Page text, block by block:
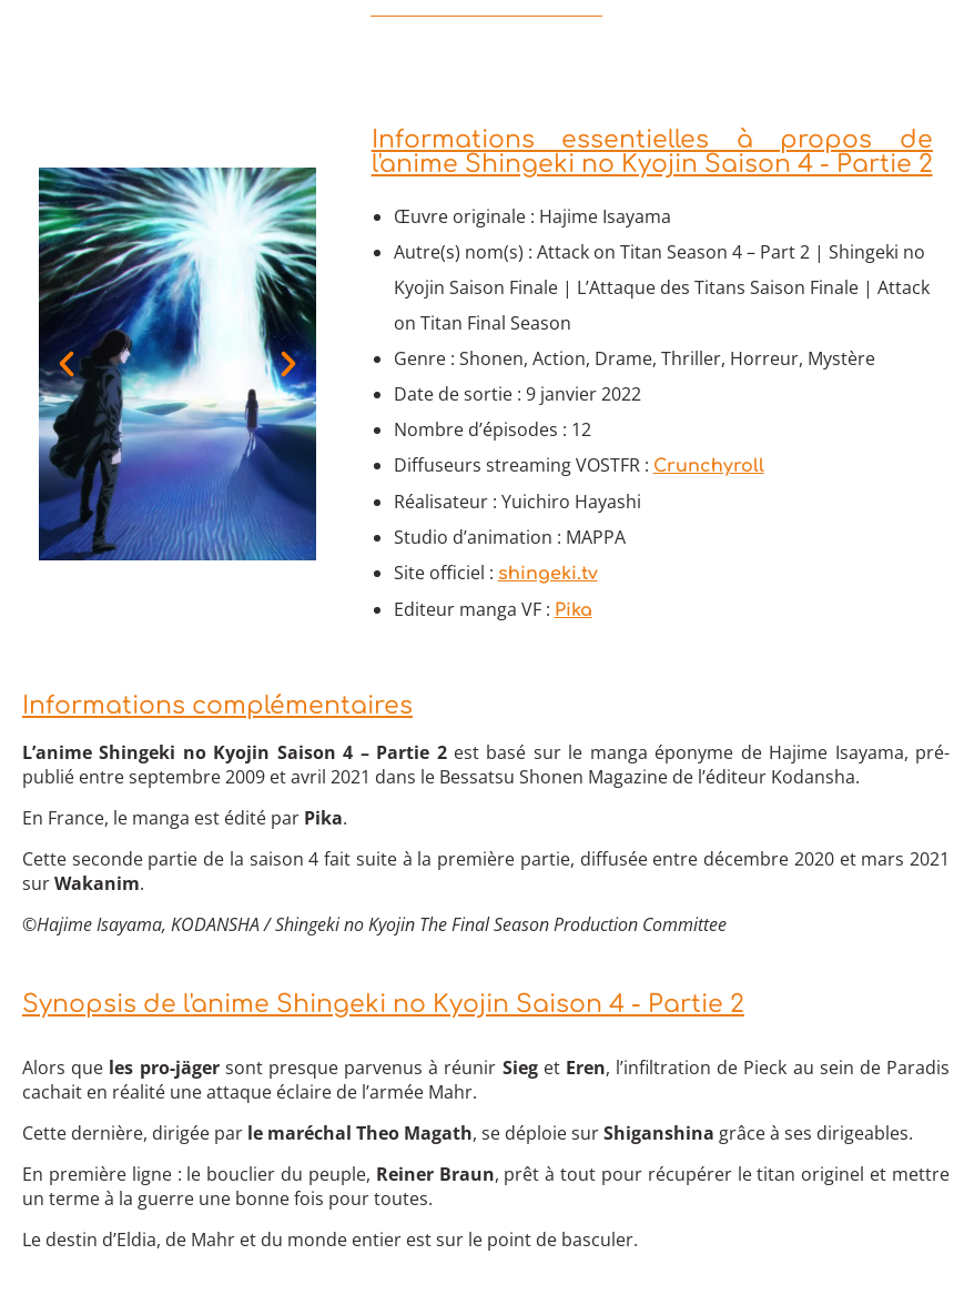
Informations essentielles à propos de
l'anime Shingeki no Kyojin Saison 4 - Partie 2
Œuvre originale : Hajime Isayama
Autre(s) nom(s) : Attack on Titan Season 4 – Part 2 | Shingeki no
Kyojin Saison Finale | L’Attaque des Titans Saison Finale | Attack
on Titan Final Season
Genre : Shonen, Action, Drame, Thriller, Horreur, Mystère
Date de sortie : 9 janvier 2022
Nombre d’épisodes : 12
Diffuseurs streaming VOSTFR : Crunchyroll
Réalisateur : Yuichiro Hayashi
Studio d’animation : MAPPA
Site officiel : shingeki.tv
Editeur manga VF : Pika
Informations complémentaires
L’anime Shingeki no Kyojin Saison 4 – Partie 2est basé sur le manga éponyme de Hajime Isayama, pré-
publié entre septembre 2009 et avril 2021 dans le Bessatsu Shonen Magazine de l’éditeur Kodansha.
En France, le manga est édité par Pika.
Cette seconde partie de la saison 4 fait suite à la première partie, diffusée entre décembre 2020 et mars 2021
surWakanim.
©Hajime Isayama, KODANSHA / Shingeki no Kyojin The Final Season Production Committee
Synopsis de l'anime Shingeki no Kyojin Saison 4 - Partie 2
Alors que les pro-jägersont presque parvenus à réunir Sieget Eren, l’infiltration de Pieck au sein de Paradis
cachait en réalité une attaque éclaire de l’armée Mahr.
Cette dernière, dirigée par le maréchal Theo Magath, se déploie surShiganshina grâce à ses dirigeables.
En première ligne : le bouclier du peuple, Reiner Braun, prêt à tout pour récupérer le titan originel et mettre
un terme à la guerre une bonne fois pour toutes.
Le destin d’Eldia, de Mahr et du monde entier est sur le point de basculer.